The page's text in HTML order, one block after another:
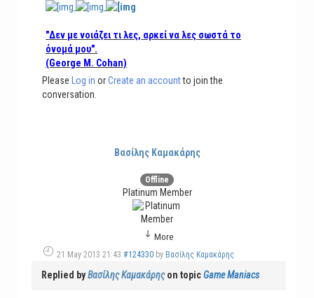
"Δεν με νοιάζει τι λες, αρκεί να λες σωστά το
όνομά μου".
(George M. Cohan)
Please
Log in orCreate an accountto join the
conversation.
Βασίλης Καμακάρης
Offline
Platinum Member
More
21 May 2013 21:43 #124330 by Βασίλης Καμακάρης
Replied byΒασίλης Καμακάρηςon topicGame Maniacs